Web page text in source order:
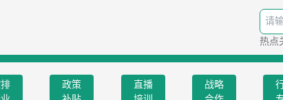
热点
政策
直播
战略